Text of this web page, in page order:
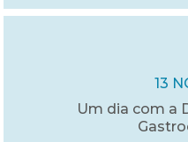
13
Um dia com a